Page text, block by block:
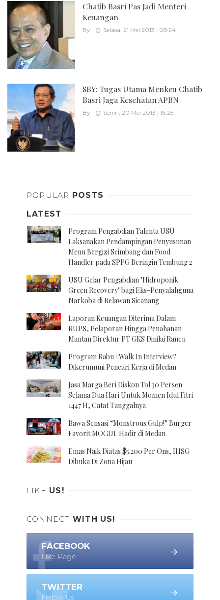
Chatib Basri Pas Jadi Menteri
Keuangan
By Selasa, 21 Mei 2013 | 08:24
SBY: Tugas Utama Menkeu Chatib
Basri Jaga Kesehatan APBN
By Senin, 20 Mei 2013 | 16:25
POPULAR POSTS
LATEST
Program Pengabdian Talenta USU
Laksanakan Pendampingan Penyusunan
Menu Bergizi Seimbang dan Food
Handler pada SPPG Beringin Tembung 2
USU Gelar Pengabdian "Hidroponik
Green Recovery" bagi Eks-Penyalahguna
Narkoba di Belawan Sicanang
Laporan Keuangan Diterima Dalam
RUPS, Pelaporan Hingga Penahanan
Mantan Direktur PT GKS Dinilai Rancu
Program Rabu \'Walk In Interview\'
Dikerumuni Pencari Kerja di Medan
Jasa Marga Beri Diskon Tol 30 Persen
Selama Dua Hari Untuk Momen Idul Fitri
1447 H, Catat Tanggalnya
Bawa Sensasi “Monstrous Gulp!” Burger
Favorit MOGUL Hadir di Medan
Emas Naik Diatas $5.200 Per Ons, IHSG
Dibuka Di Zona Hijau
LIKE US!
CONNECT WITH US!
FACEBOOK
Like Page
TWITTER
Follow Us